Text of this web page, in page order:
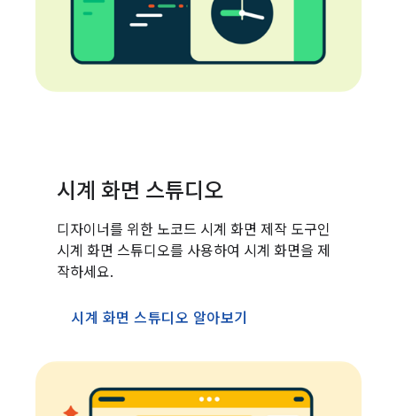
시계 화면 스튜디오
디자이너를 위한 노코드 시계 화면 제작 도구인
시계 화면 스튜디오를 사용하여 시계 화면을 제
작하세요.
시계 화면 스튜디오 알아보기